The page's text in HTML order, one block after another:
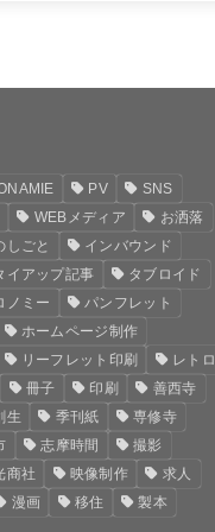
PV
SNS
WEBメディア
お洒落
しごと
インバウンド
イアップ記事
タブロイド
ノミー
パンフレット
ホームページ制作
リーフレット印刷
レトロ
冊子 印刷
善西寺
生 季刊紙
専修寺
志摩時間
撮影
商社 映像制作
求人
漫画 移住 製本